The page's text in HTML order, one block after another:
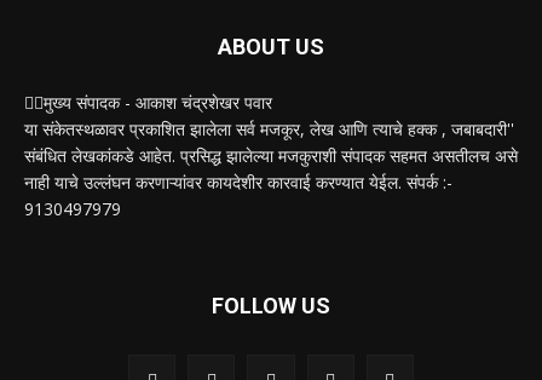
ABOUT US
✍🏻मुख्य संपादक - आकाश चंद्रशेखर पवार
या संकेतस्थळावर प्रकाशित झालेला सर्व मजकूर, लेख आणि त्याचे हक्क , जबाबदारी''
संबंधित लेखकांकडे आहेत. प्रसिद्ध झालेल्या मजकुराशी संपादक सहमत असतीलच असे
नाही याचे उल्लंघन करणाऱ्यांवर कायदेशीर कारवाई करण्यात येईल. संपर्क :-
9130497979
FOLLOW US